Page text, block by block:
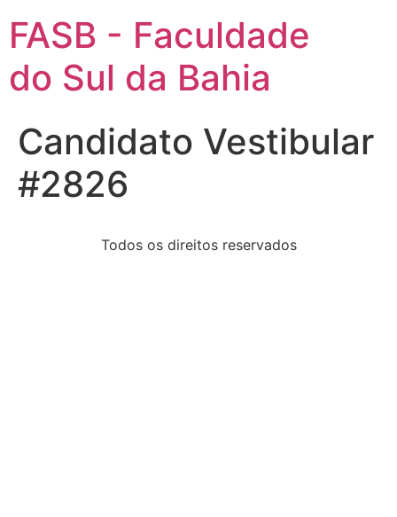
FASB - Faculdade
do Sul da Bahia
Candidato Vestibular
#2826
Todos os direitos reservados